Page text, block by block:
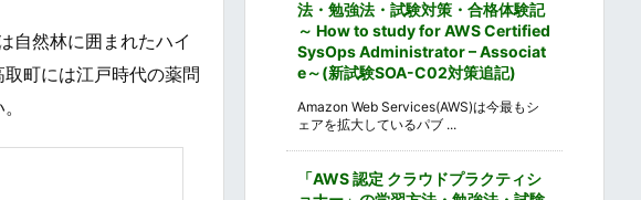
自然林に囲まれたハイ
町には江戸時代の薬問
法・勉強法・試験対策・合格体験記
～ How to study for AWS Certified
SysOps Administrator – Associat
e～(新試験SOA-C02対策追記)
Amazon Web Services(AWS)は今最もシ
ェアを拡大しているパブ ...
「AWS 認定 クラウドプラクティシ